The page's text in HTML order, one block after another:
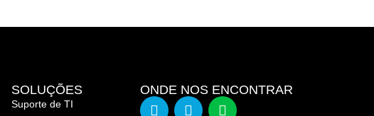
SOLUÇÕES
Suporte de TI
ONDE NOS ENCONTRAR